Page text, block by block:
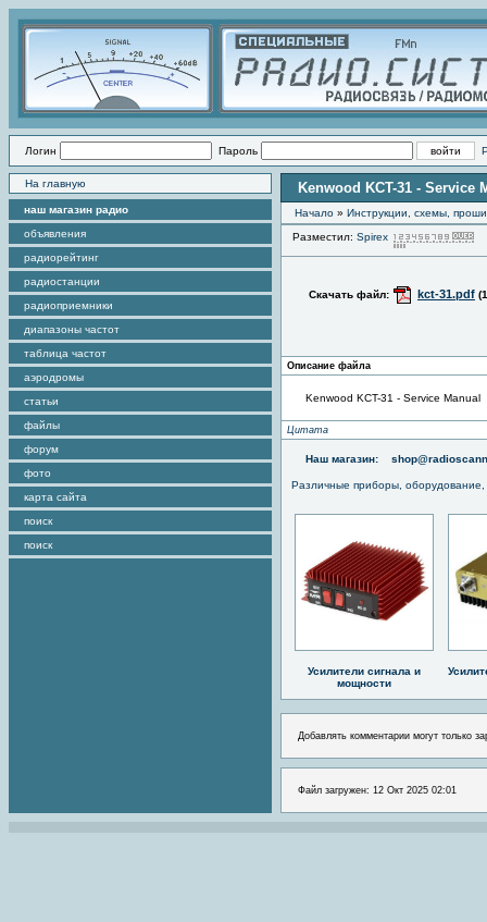
Логин Пароль
На главную
наш магазин радио
объявления
радиорейтинг
радиостанции
радиоприемники
диапазоны частот
таблица частот
аэродромы
статьи
файлы
форум
фото
карта сайта
поиск
поиск
Kenwood KCT-31 - Service
Начало » Инструкции, схемы,
Разместил: Spirex
Скачать файл: kct-31.pdf
Описание файла
Kenwood KCT-31 - Service Manual
Цитата
Наш магазин:
Различные приборы,
Усилители сигнала и
мощности
Добавлять комментарии могут только
Файл загружен: 12 Окт 2025 02:01